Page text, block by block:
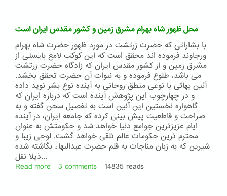
حقوق
شهروندی،
این‌بار
مولوی
عبدالحمید
محل ظهور شاه بهرام مشرق زمین و کشور مقدس ایران است
با بشاراتی که حضرت زرتشت در مورد ظهور حضرت شاه بهرام
ورجاوند فرموده اند محقق است که این کوکب لامع بایستی از
مشرق زمین و از کشور مقدس ایران که زادگاه حضرت زرتشت
می باشد، طلوع فرموده و به نبوات آن حضرت تحقق بخشد.
آئین بهائی با نوعی منطق روحانی به آینده نوع بشر نوید داده
و در چهارچوب این پژوهش آینده است که درباره ایران که
گاهواره نخستین این آئین است به تفصیل سخن گفته و به
صراحت و قاطعیت پیش بینی کرده که جامعه ایران، در آینده
ایام عزیزترین جوامع دنیا خواهد شد و حکومتش به عنوان
محترم ترین حکومات عالم تلقی خواهد گشت. لوحی زیبا و
شیرین که به زبان مناجات به قلم حضرت عبدالبهاء نگاشته شده
ذیلا نقل...
Read more about
3 comments 14835 reads